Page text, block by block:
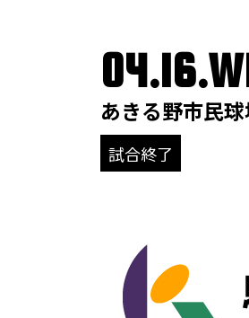
あきる野市民
試合終了